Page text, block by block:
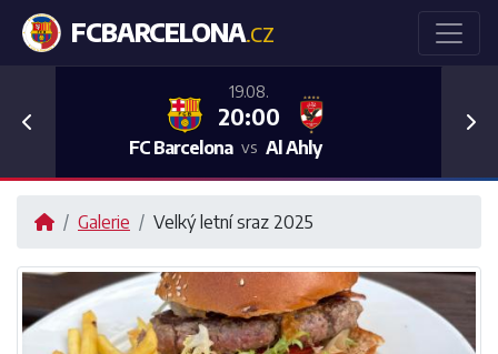
FCBARCELONA.CZ
19.08.
20:00
FC Barcelona vs Al Ahly
Previous
Galerie Velký letní sraz 2025